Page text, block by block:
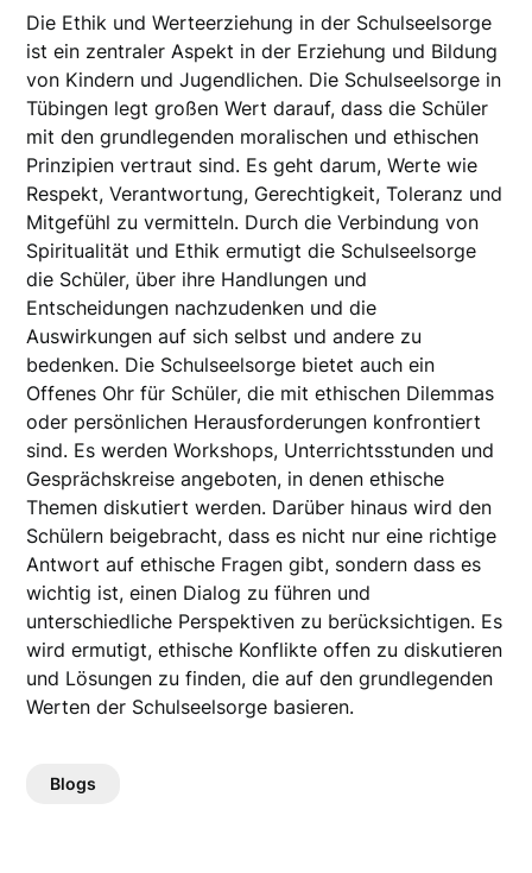
Die Ethik und Werteerziehung in der Schulseelsorge
ist ein zentraler Aspekt in der Erziehung und Bildung
von Kindern und Jugendlichen. Die Schulseelsorge in
Tübingen legt großen Wert darauf, dass die Schüler
mit den grundlegenden moralischen und ethischen
Prinzipien vertraut sind. Es geht darum, Werte wie
Respekt, Verantwortung, Gerechtigkeit, Toleranz und
Mitgefühl zu vermitteln. Durch die Verbindung von
Spiritualität und Ethik ermutigt die Schulseelsorge
die Schüler, über ihre Handlungen und
Entscheidungen nachzudenken und die
Auswirkungen auf sich selbst und andere zu
bedenken. Die Schulseelsorge bietet auch ein
Offenes Ohr für Schüler, die mit ethischen Dilemmas
oder persönlichen Herausforderungen konfrontiert
sind. Es werden Workshops, Unterrichtsstunden und
Gesprächskreise angeboten, in denen ethische
Themen diskutiert werden. Darüber hinaus wird den
Schülern beigebracht, dass es nicht nur eine richtige
Antwort auf ethische Fragen gibt, sondern dass es
wichtig ist, einen Dialog zu führen und
unterschiedliche Perspektiven zu berücksichtigen. Es
wird ermutigt, ethische Konflikte offen zu diskutieren
und Lösungen zu finden, die auf den grundlegenden
Werten der Schulseelsorge basieren.
Blogs